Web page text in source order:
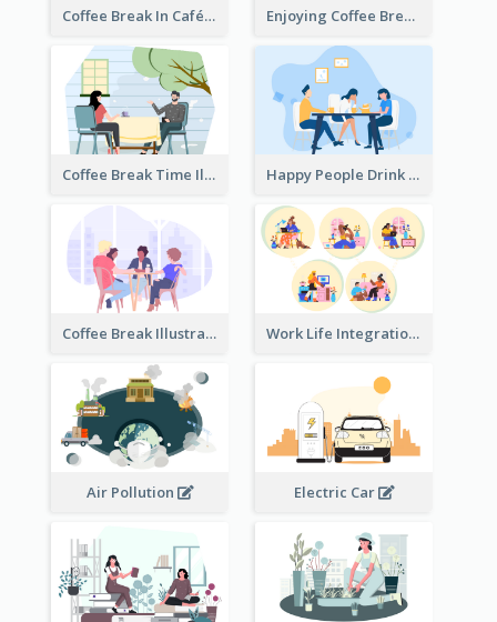
Coffee Break In Café Illustration Enjoying Coffee Break Illustration
Coffee Break Time Illustration Happy People Drink Coffee Illustration
Coffee Break Illustration Work Life Integration
Air Pollution Electric Car